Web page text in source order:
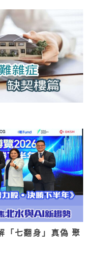
「七翻身」真偽 聚